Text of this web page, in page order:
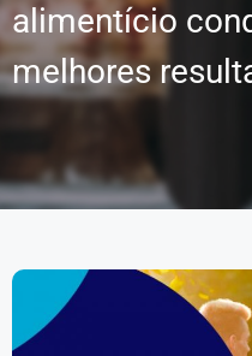
alimentício
melhores